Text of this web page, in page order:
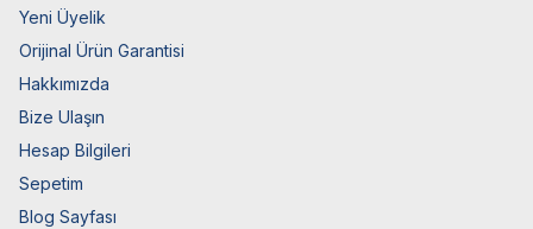
Yeni Üyelik
Orijinal Ürün Garantisi
Hakkımızda
Bize Ulaşın
Hesap Bilgileri
Sepetim
Blog Sayfası